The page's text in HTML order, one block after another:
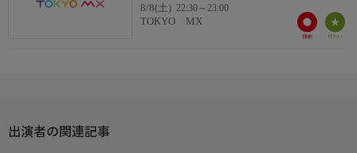
8/8(土) 22:30～23:00
TOKYO MX
出演者の関連記事